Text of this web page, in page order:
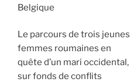
Belgique
Le parcours de trois jeunes
femmes roumaines en
quête d’un mari occidental,
sur fonds de conflits